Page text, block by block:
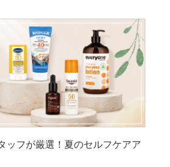
ッフが厳選！夏のセルフケアア